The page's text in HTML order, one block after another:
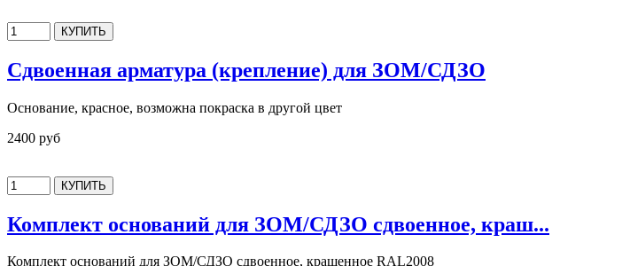
Сдвоенная арматура (крепление) для ЗОМ/СДЗО
Основание, красное, возможна покраска в другой цвет
2400 руб
Комплект оснований для ЗОМ/СДЗО сдвоенное, краш...
Комплект оснований для ЗОМ/СДЗО сдвоенное, крашенное RAL2008